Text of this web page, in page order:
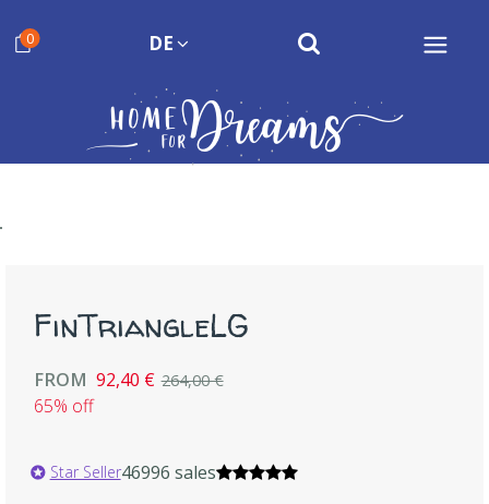
0 DE
FinTriangleLG
FROM 92,40 € 264,00 €
65% off
Star Seller46996 sales